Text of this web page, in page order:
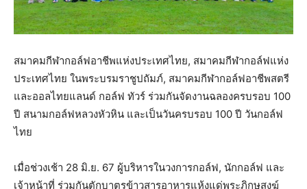
สมาคมกีฬากอล์ฟอาชีพแห่งประเทศไทย, สมาคมกีฬากอล์ฟแห่ง
ประเทศไทย ในพระบรมราชูปถัมภ์, สมาคมกีฬากอล์ฟอาชีพสตรี
และออลไทยแลนด์ กอล์ฟ ทัวร์ ร่วมกันจัดงานฉลองครบรอบ 100
ปี สนามกอล์ฟหลวงหัวหิน และเป็นวันครบรอบ 100 ปี วันกอล์ฟ
ไทย
เมื่อช่วงเช้า 28 มิ.ย. 67 ผู้บริหารในวงการกอล์ฟ, นักกอล์ฟ และ
เจ้าหน้าที่ ร่วมกันตักบาตรข้าวสารอาหารแห้งแด่พระภิกษุสงฆ์